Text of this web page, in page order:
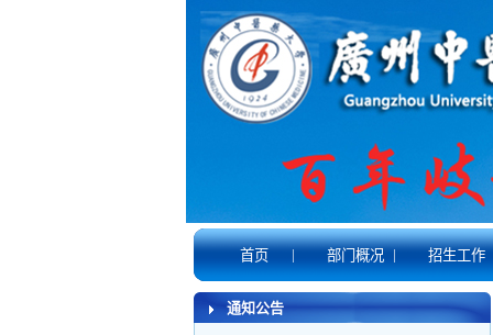
首页 | 部门概况 | 招生工作
通知公告